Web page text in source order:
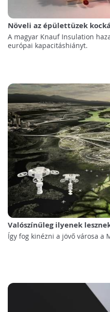
Növeli az épülettüzek
A magyar Knauf Insulation
európai kapacitáshiányt.
Valószínűleg ilyenek
Így fog kinézni a jövő városa a